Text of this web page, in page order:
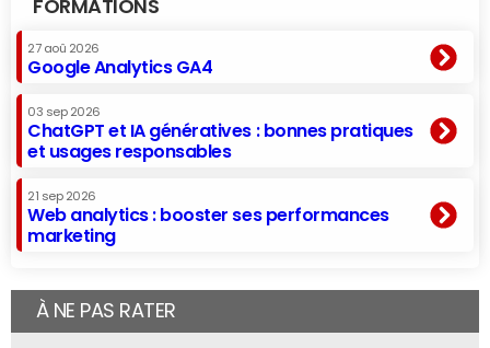
FORMATIONS
27 aoû 2026
Google Analytics GA4
03 sep 2026
ChatGPT et IA génératives : bonnes pratiques
et usages responsables
21 sep 2026
Web analytics : booster ses performances
marketing
À NE PAS RATER